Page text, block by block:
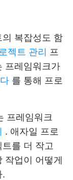
복잡성도 함
젝트 관리 프
프레임워크가
를 통해 프로
프레임워크
. 애자일 프로
를 더 작고
작업이 어떻게
.